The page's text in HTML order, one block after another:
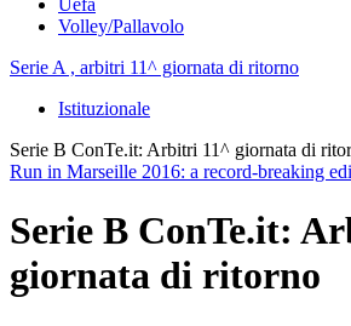
Uefa
Volley/Pallavolo
Serie A , arbitri 11^ giornata di ritorno
Istituzionale
Serie B ConTe.it: Arbitri 11^ giornata di
Run in Marseille 2016: a record-breaking
Serie B ConTe.it:
giornata di ritorno